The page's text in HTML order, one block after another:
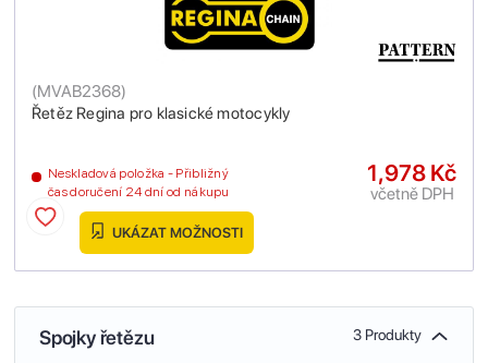
Řetěz Regina pro klasické motocykly
(MVAB2368)
Neskladová položka - Přibližný
čas doručení 24 dní od nákupu
1,978 Kč
včetně DPH
UKÁZAT MOŽNOSTI
Spojky řetězu 3 Produkty